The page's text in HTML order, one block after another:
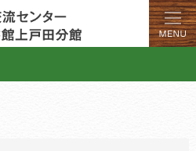
施設をご案内しています。
田分館の総合案内サイト